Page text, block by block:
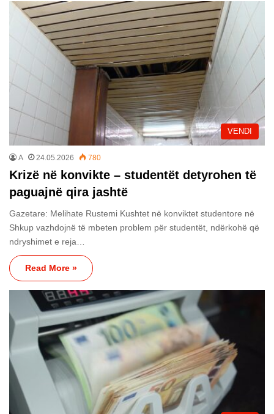
VENDI
A 24.05.2026 780
Krizë në konvikte – studentët detyrohen të
paguajnë qira jashtë
Gazetare: Melihate Rustemi Kushtet në konviktet studentore në
Shkup vazhdojnë të mbeten problem për studentët, ndërkohë që
ndryshimet e reja…
Read More »